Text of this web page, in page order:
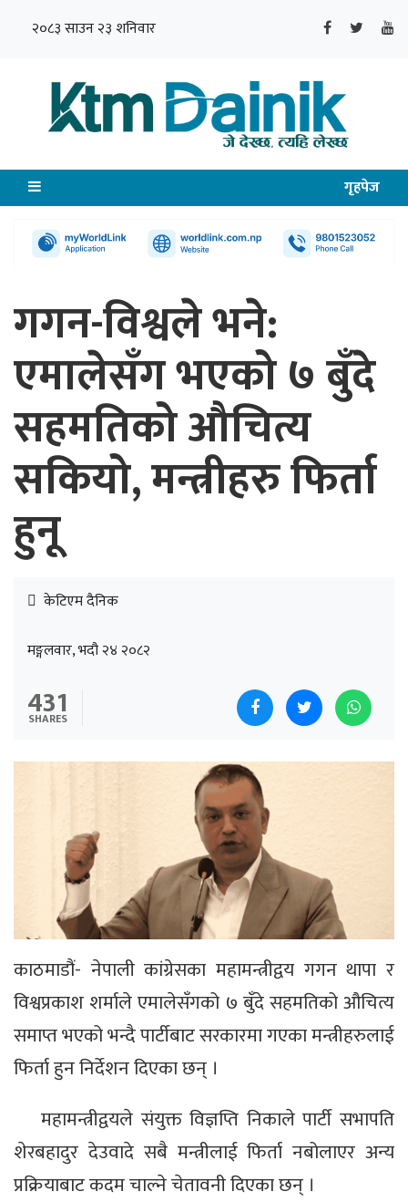
२०८३ साउन २३ शनिवार
गृहपेज
गगन-विश्वले भने:
एमालेसँग भएको ७ बुँदे
सहमतिको औचित्य
सकियो, मन्त्रीहरु फिर्ता
हुनू
केटिएम दैनिक
मङ्गलवार, भदौ २४ २०८२
431
SHARES
काठमाडौं- नेपाली कांग्रेसका महामन्त्रीद्वय गगन थापा र
विश्वप्रकाश शर्माले एमालेसँगको ७ बुँदे सहमतिको औचित्य
समाप्त भएको भन्दै पार्टीबाट सरकारमा गएका मन्त्रीहरुलाई
फिर्ता हुन निर्देशन दिएका छन् ।
महामन्त्रीद्वयले संयुक्त विज्ञप्ति निकाले पार्टी सभापति
शेरबहादुर देउवादे सबै मन्त्रीलाई फिर्ता नबोलाएर अन्य
प्रक्रियाबाट कदम चाल्ने चेतावनी दिएका छन् ।